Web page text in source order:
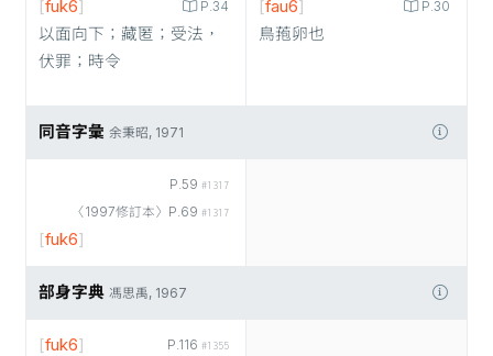
P.34
[fuk6]
以面向下；藏匿；受法，
伏罪；時令
P.30
[fau6]
鳥菢卵也
同音字彙 余秉昭, 1971
P.59 #1317
〈1997修訂本〉P.69 #1317
[fuk6]
部身字典 馮思禹, 1967
P.116 #1355
[fuk6]